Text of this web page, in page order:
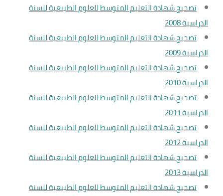
تصحيح شهادة التعليم المتوسط للعلوم الطبيعية للسنة
الدراسية 2008
تصحيح شهادة التعليم المتوسط للعلوم الطبيعية للسنة
الدراسية 2009
تصحيح شهادة التعليم المتوسط للعلوم الطبيعية للسنة
الدراسية 2010
تصحيح شهادة التعليم المتوسط للعلوم الطبيعية للسنة
الدراسية 2011
تصحيح شهادة التعليم المتوسط للعلوم الطبيعية للسنة
الدراسية 2012
تصحيح شهادة التعليم المتوسط للعلوم الطبيعية للسنة
الدراسية 2013
تصحيح شهادة التعليم المتوسط للعلوم الطبيعية للسنة